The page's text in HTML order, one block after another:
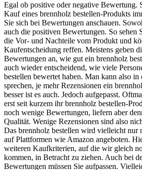
Egal ob positive oder negative Bewertung.
Kauf eines brennholz bestellen-Produkts
Sie sich bei Bewertungen anschauen.
auch die positiven Bewertungen. So sehen
die Vor- und Nachteile vom Produkt und
Kaufentscheidung reffen. Meistens geben
Bewertungen an, wie gut ein brennholz
auch wieder entscheidend, wie viele
bestellen bewertet haben. Man kann also in
sprechen, je mehr Rezensionen ein
besser ist es auch. Jedoch aufgepasst.
erst seit kurzem ihr brennholz bestellen-
noch wenige Bewertungen, liefern aber
Qualität. Wenige Rezensionen sind also
Das brennholz bestellen wird vielleicht nur
auf Plattformen wie Amazon angeboten.
weiteren Kaufkriterien, auf die wir gleich
kommen, in Betracht zu ziehen. Auch bei
Bewertungen müssen Sie aufpassen.